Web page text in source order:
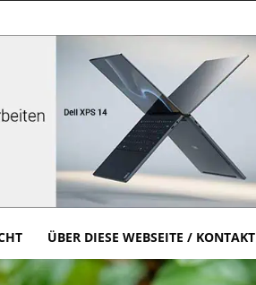
ÜBER DIESE WEBSEITE / KONTAKT